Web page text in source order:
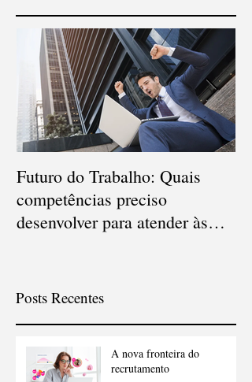
Futuro do Trabalho: Quais
competências preciso
desenvolver para atender às
Posts Recentes
A nova fronteira do
recrutamento